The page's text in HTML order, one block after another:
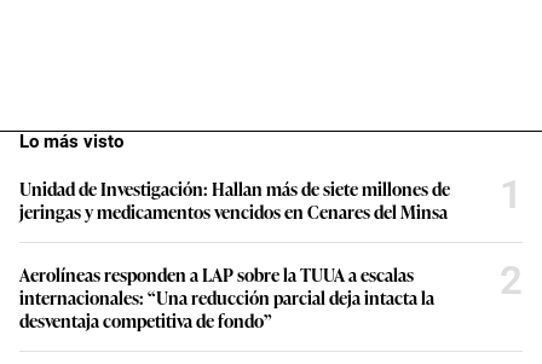
Lo más visto
Unidad de Investigación: Hallan más de siete millones de
jeringas y medicamentos vencidos en Cenares del Minsa
1
Aerolíneas responden a LAP sobre la TUUA a escalas
internacionales: “Una reducción parcial deja intacta la
desventaja competitiva de fondo”
2